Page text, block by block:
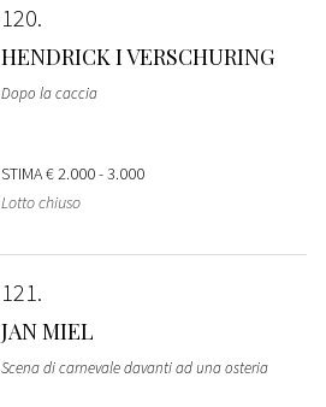
120
HENDRICK I VERSCHURING
Dopo la caccia
STIMA€ 2.000 - 3.000
Lotto chiuso
121
JAN MIEL
Scena di carnevale davanti ad una osteria